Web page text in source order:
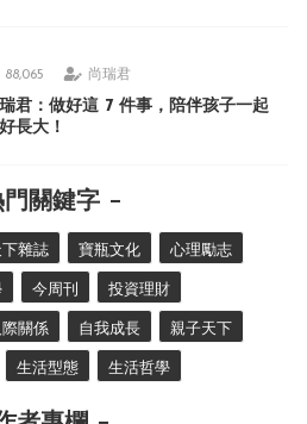
88,065 尚瑞君
君：做好這 7 件事，陪伴孩子一起
長大！
門關鍵字
下雜誌 寶瓶文化 心理勵志
今周刊 投資理財
際關係 自我成長 親子天下
生活型態 生活哲學